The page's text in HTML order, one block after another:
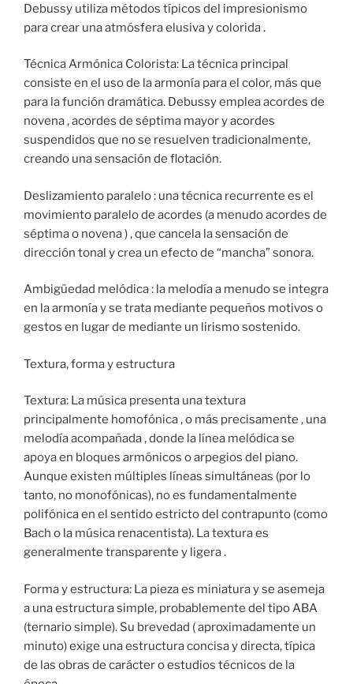
Debussy utiliza métodos típicos del impresionismo
para crear una atmósfera elusiva y colorida .
Técnica Armónica Colorista: La técnica principal
consiste en el uso de la armonía para el color, más que
para la función dramática. Debussy emplea acordes de
novena , acordes de séptima mayor y acordes
suspendidos que no se resuelven tradicionalmente,
creando una sensación de flotación.
Deslizamiento paralelo : una técnica recurrente es el
movimiento paralelo de acordes (a menudo acordes de
séptima o novena ) , que cancela la sensación de
dirección tonal y crea un efecto de “mancha” sonora.
Ambigüedad melódica : la melodía a menudo se integra
en la armonía y se trata mediante pequeños motivos o
gestos en lugar de mediante un lirismo sostenido.
Textura, forma y estructura
Textura: La música presenta una textura
principalmente homofónica , o más precisamente , una
melodía acompañada , donde la línea melódica se
apoya en bloques armónicos o arpegios del piano.
Aunque existen múltiples líneas simultáneas (por lo
tanto, no monofónicas), no es fundamentalmente
polifónica en el sentido estricto del contrapunto (como
Bach o la música renacentista). La textura es
generalmente transparente y ligera .
Forma y estructura: La pieza es miniatura y se asemeja
a una estructura simple, probablemente del tipo ABA
(ternario simple). Su brevedad ( aproximadamente un
minuto) exige una estructura concisa y directa, típica
de las obras de carácter o estudios técnicos de la